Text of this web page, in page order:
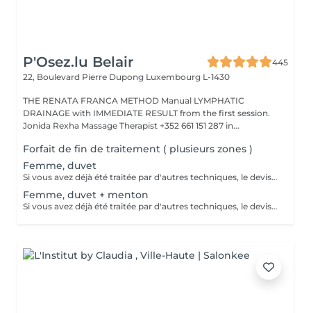
P'Osez.lu Belair
445
22, Boulevard Pierre Dupong Luxembourg L-1430
THE RENATA FRANCA METHOD Manual LYMPHATIC
DRAINAGE with IMMEDIATE RESULT from the first session.
Jonida Rexha Massage Therapist +352 661 151 287 in...
Forfait de fin de traitement ( plusieurs zones )
Femme, duvet
Si vous avez déjà été traitée par d'autres techniques, le devis devra être adapté à votre situation. (75 par quart d'heure)
Femme, duvet + menton
Si vous avez déjà été traitée par d'autres techniques, le devis devra être adapté à votre situation. (75 par quart d'heure)